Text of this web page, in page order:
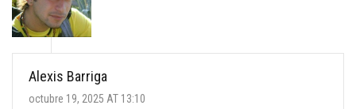
Alexis Barriga
octubre 19, 2025 AT 13:10